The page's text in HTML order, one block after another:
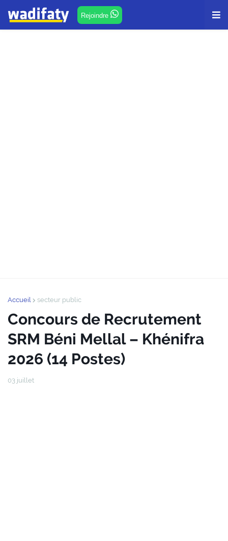
Rejoindre
Accueil secteur public
Concours de Recrutement
SRM Béni Mellal – Khénifra
2026 (14 Postes)
03 juillet